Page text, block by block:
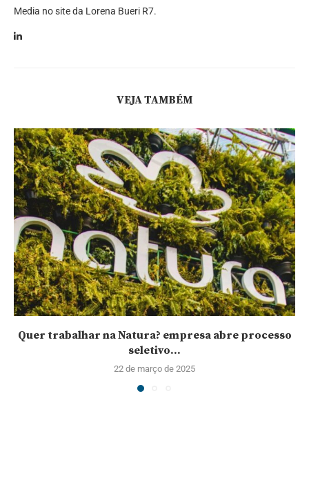
Media no site da Lorena Bueri R7.
VEJA TAMBÉM
Quer trabalhar na Natura? empresa abre processo
seletivo...
22 de março de 2025